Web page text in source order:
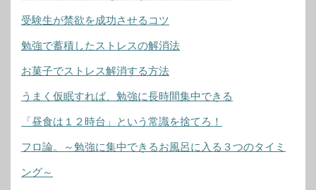
受験生が禁欲を成功させるコツ
勉強で蓄積したストレスの解消法
お菓子でストレス解消する方法
うまく仮眠すれば、勉強に長時間集中できる
「昼食は１２時台」という常識を捨てろ！
フロ論。～勉強に集中できるお風呂に入る３つのタイミ
ング～